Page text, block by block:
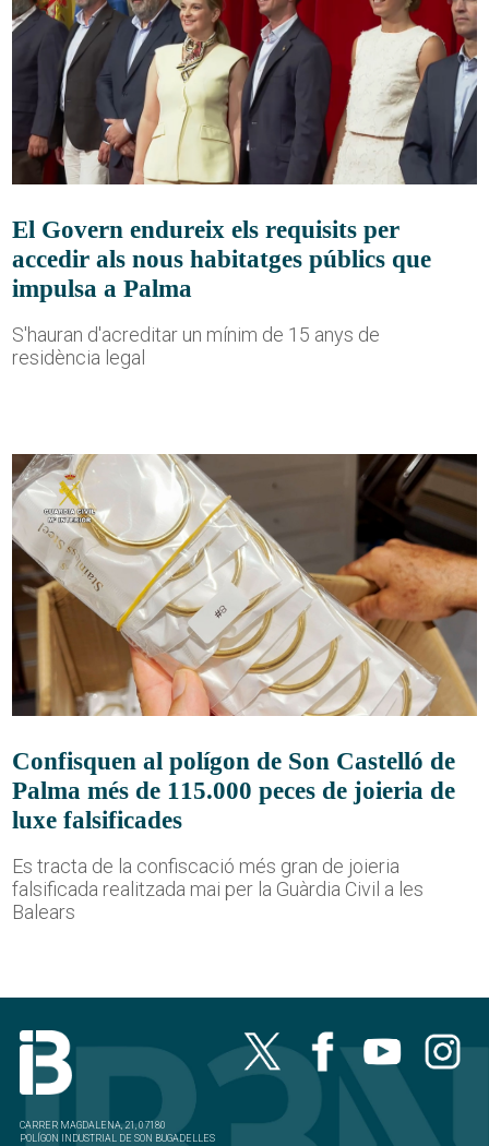
El Govern endureix els requisits per
accedir als nous habitatges públics que
impulsa a Palma
S'hauran d'acreditar un mínim de 15 anys de
residència legal
Confisquen al polígon de Son Castelló de
Palma més de 115.000 peces de joieria de
luxe falsificades
Es tracta de la confiscació més gran de joieria
falsificada realitzada mai per la Guàrdia Civil a les
Balears
CARRER MAGDALENA, 21, 07180
POLÍGON INDUSTRIAL DE SON BUGADELLES